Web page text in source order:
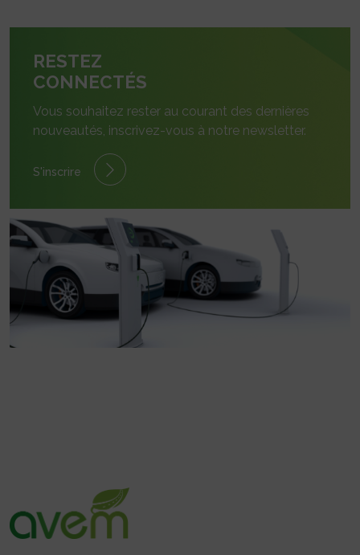
RESTEZ
CONNECTÉS
Vous souhaitez rester au courant des dernières
nouveautés, inscrivez-vous à notre newsletter.
S'inscrire